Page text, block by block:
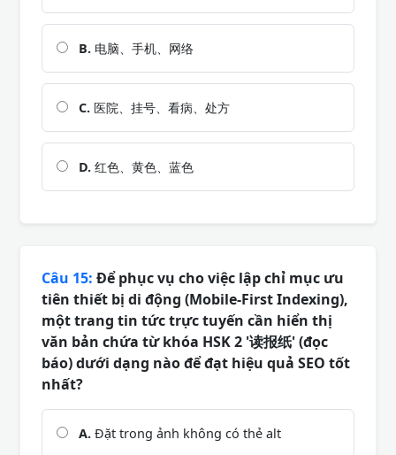
B. 电脑、手机、网络
C. 医院、挂号、看病、处方
D. 红色、黄色、蓝色
Câu 15: Để phục vụ cho việc lập chỉ mục ưu
tiên thiết bị di động (Mobile-First Indexing),
một trang tin tức trực tuyến cần hiển thị
văn bản chứa từ khóa HSK 2 '读报纸' (đọc
báo) dưới dạng nào để đạt hiệu quả SEO tốt
nhất?
A. Đặt trong ảnh không có thẻ alt